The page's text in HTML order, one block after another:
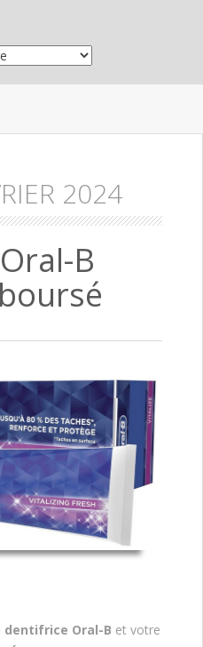
2024
B
dentifrice Oral-B et votre